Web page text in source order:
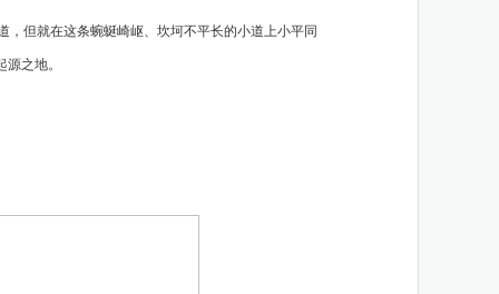
，但就在这条蜿蜒崎岖、坎坷不平长的小道上小平同
之地。